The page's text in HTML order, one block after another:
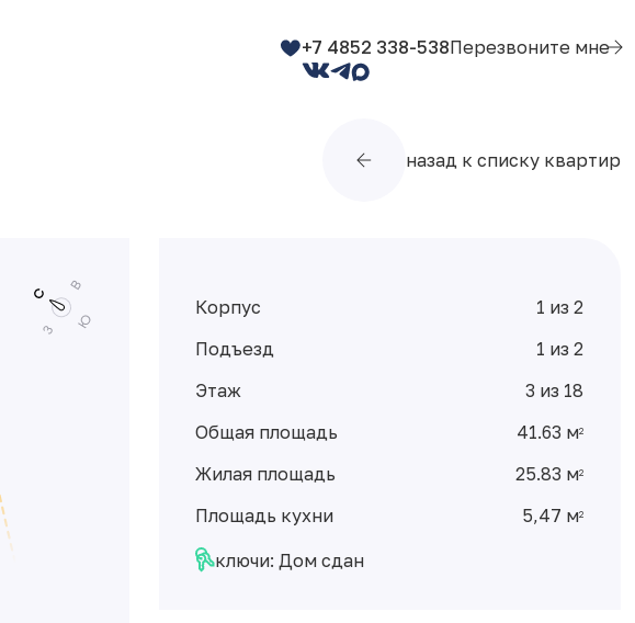
+7 4852 338-538Перезвоните мне
назад к списку квартир
Корпус
1 из 2
Подъезд
1 из 2
Этаж
3 из 18
Общая площадь
41.63 м2
Жилая площадь 25.83 м2
Площадь кухни 5,47 м2
ключи: Дом сдан